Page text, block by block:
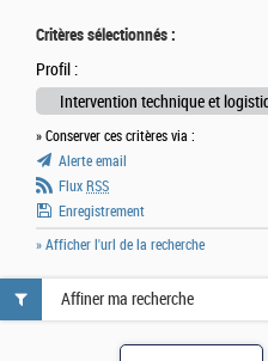
Critères sélectionnés :
Profil :
» Conserver ces critères via :
Alerte email
Flux RSS
Enregistrement
» Afficher l'url de la recherche
Affiner ma recherche